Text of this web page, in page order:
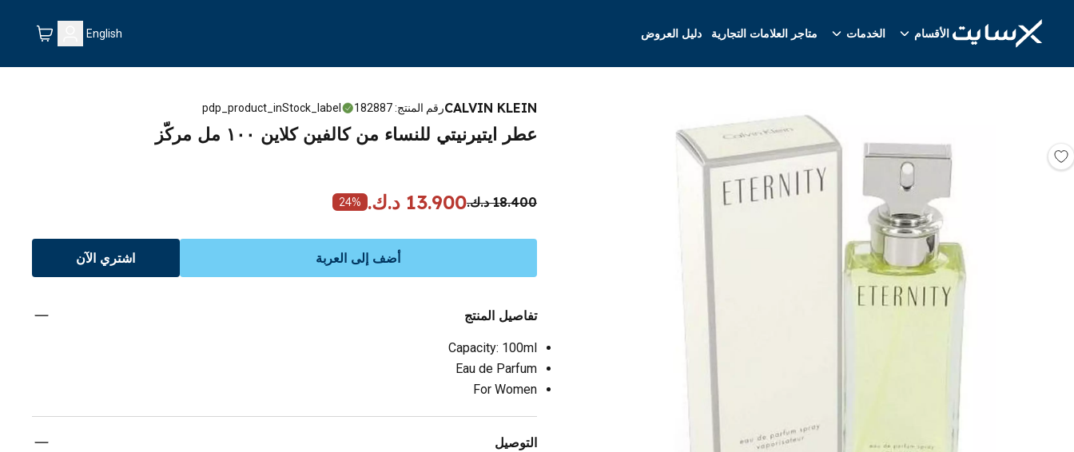
الأقسام الخدمات متاجر العلامات التجارية دليل العروض English
CALVIN KLEINرقم المنتج:
182887
pdp_product_inStock_label
عطر ايتيرنيتي للنساء من كالفين كلاين ١٠٠ مل مركّز
18.400 د.ك. 13.900 د.ك. 24%
أضف إلى العربة اشتري الآن
تفاصيل المنتج
Capacity: 100ml
Eau de Parfum
For Women
التوصيل